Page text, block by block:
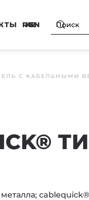
RU
KZ
EN
С КАБЕЛЬНЫМИ